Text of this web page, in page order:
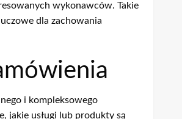
wykonawców. Takie
dla zachowania
i kompleksowego
jakie usługi lub produkty są